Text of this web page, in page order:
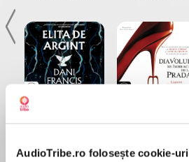
AudioTribe.ro folosește cookie-uri
Elita de Argint (Elita